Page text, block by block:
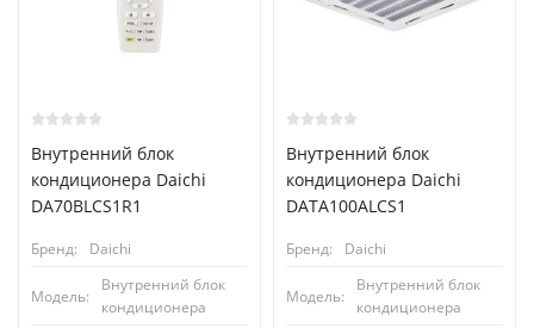
Внутренний блок
кондиционера Daichi
DA70BLCS1R1
Бренд: Daichi
Модель:
Внутренний блок
кондиционера
Внутренний блок
кондиционера Daichi
DATA100ALCS1
Бренд: Daichi
Модель:
Внутренний блок
кондиционера